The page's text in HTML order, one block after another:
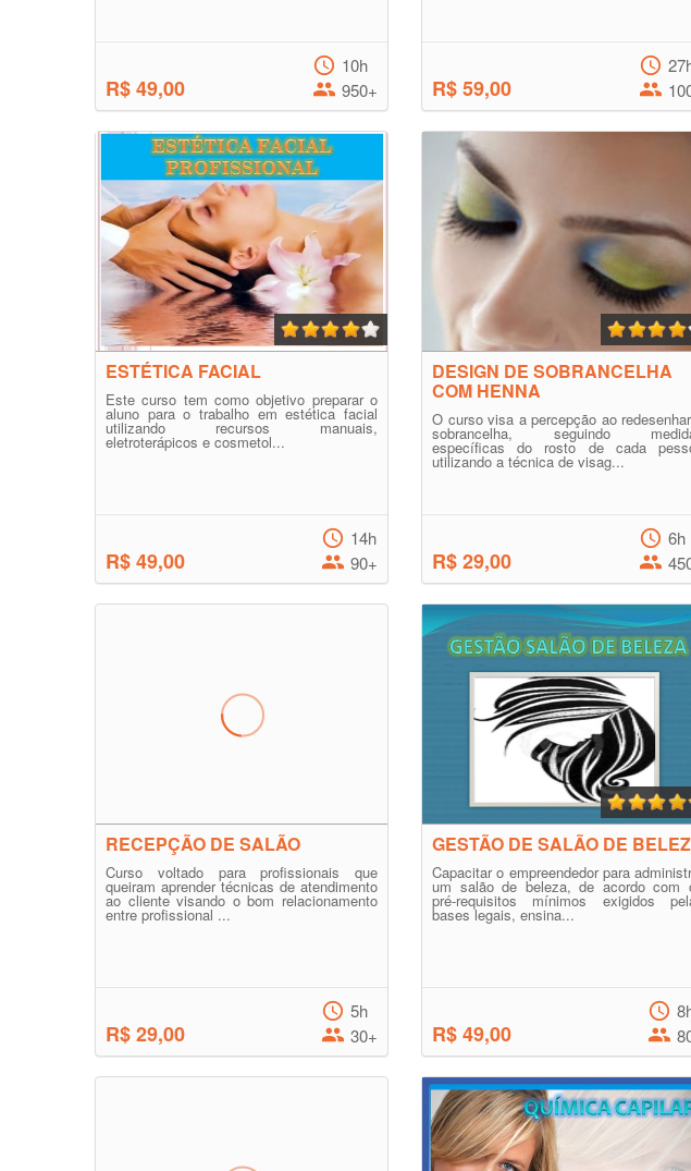
R$ 49,00
10h
950+
R$ 59,00
ESTÉTICA FACIAL
Este curso tem como objetivo preparar o
aluno para o trabalho em estética facial
utilizando recursos manuais,
eletroterápicos e cosmetol...
R$ 49,00
14h
90+
DESIGN DE SOBRANCELHA
COM HENNA
O curso visa a percepção ao
sobrancelha, seguindo
específicas do rosto de cada
utilizando a técnica de visag...
R$ 29,00
6h
RECEPÇÃO DE SALÃO
Curso voltado para profissionais que
queiram aprender técnicas de atendimento
ao cliente visando o bom relacionamento
entre profissional ...
R$ 29,00
5h
30+
GESTÃO DE SALÃO DE
Capacitar o empreendedor para
um salão de beleza, de acordo com
pré-requisitos mínimos exigidos
bases legais, ensina...
R$ 49,00